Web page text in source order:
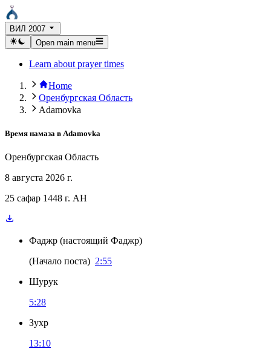
ВИЛ 2007
Open main menu
Learn about prayer times
Home
Оренбургская Область
Adamovka
Время намаза в Adamovka
Оренбургская Область
8 августа 2026 г.
25 сафар 1448 г. AH
Фаджр (настоящий Фаджр)
(Начало поста) 2:55
Шурук
5:28
Зухр
13:10